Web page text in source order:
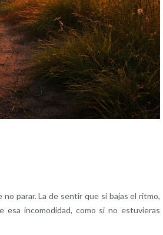
parar. La de sentir que si bajas el ritmo,
incomodidad, como si no estuvieras